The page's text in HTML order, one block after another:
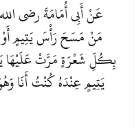
عَنْ أَبِي أُمَامَةَ رضي
مَنْ مَسَحَ رَأْسَ يَتِيمٍ أَوْ
بِكُلِّ شَعْرَةٍ مَرَّتْ عَلَيْهَا
يَتِيمٍ عِنْدَهُ كُنْتُ أَنَا